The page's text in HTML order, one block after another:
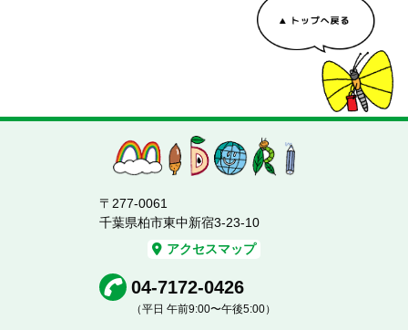
〒277-0061
千葉県柏市東中新宿3-23-10
アクセスマップ
04-7172-0426
（平日 午前9:00〜午後5:00）